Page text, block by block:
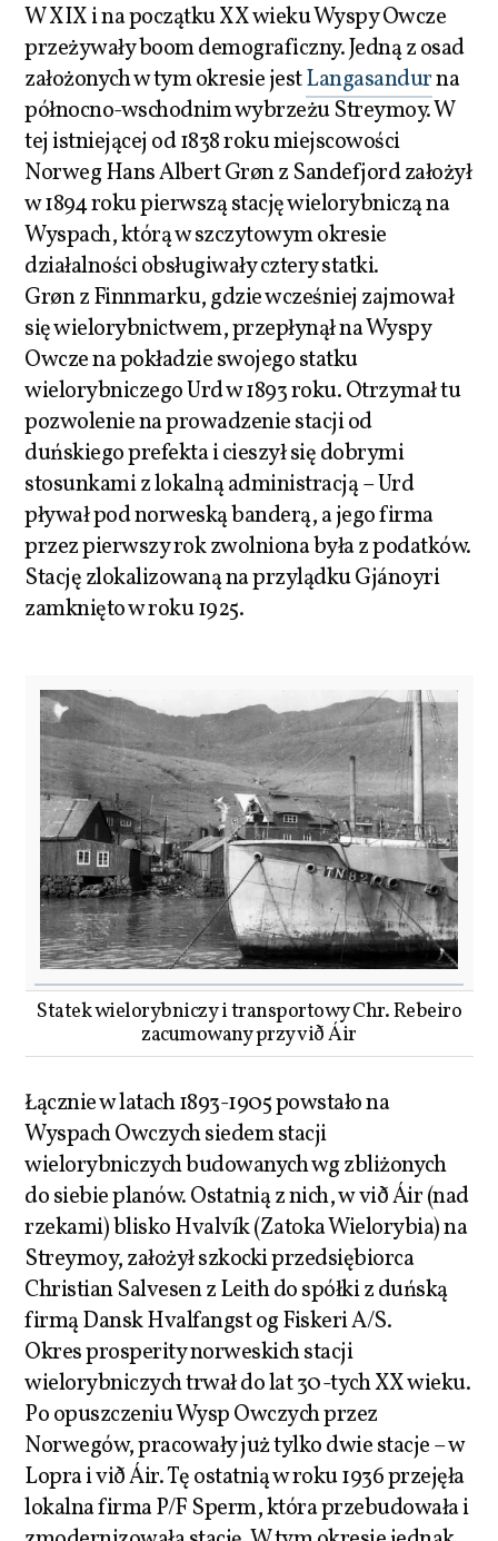
W XIX i na początku XX wieku Wyspy Owcze
przeżywały boom demograficzny. Jedną z osad
założonych w tym okresie jestLangasandurna
północno-wschodnim wybrzeżu Streymoy. W
tej istniejącej od 1838 roku miejscowości
Norweg Hans Albert Grøn z Sandefjord założył
w 1894 roku pierwszą stację wielorybniczą na
Wyspach, którą w szczytowym okresie
działalności obsługiwały cztery statki.
Grøn z Finnmarku, gdzie wcześniej zajmował
się wielorybnictwem, przepłynął na Wyspy
Owcze na pokładzie swojego statku
wielorybniczego Urd w 1893 roku. Otrzymał tu
pozwolenie na prowadzenie stacji od
duńskiego prefekta i cieszył się dobrymi
stosunkami z lokalną administracją – Urd
pływał pod norweską banderą, a jego firma
przez pierwszy rok zwolniona była z podatków.
Stację zlokalizowaną na przylądku Gjánoyri
zamknięto w roku 1925.
Statek wielorybniczy i transportowy Chr. Rebeiro
zacumowany przy við Áir
Łącznie w latach 1893-1905 powstało na
Wyspach Owczych siedem stacji
wielorybniczych budowanych wg zbliżonych
do siebie planów. Ostatnią z nich, w við Áir (nad
rzekami) blisko Hvalvík (Zatoka Wielorybia) na
Streymoy, założył szkocki przedsiębiorca
Christian Salvesen z Leith do spółki z duńską
firmą Dansk Hvalfangst og Fiskeri A/S.
Okres prosperity norweskich stacji
wielorybniczych trwał do lat 30-tych XX wieku.
Po opuszczeniu Wysp Owczych przez
Norwegów, pracowały już tylko dwie stacje – w
Lopra i við Áir. Tę ostatnią w roku 1936 przejęła
lokalna firma P/F Sperm, która przebudowała i